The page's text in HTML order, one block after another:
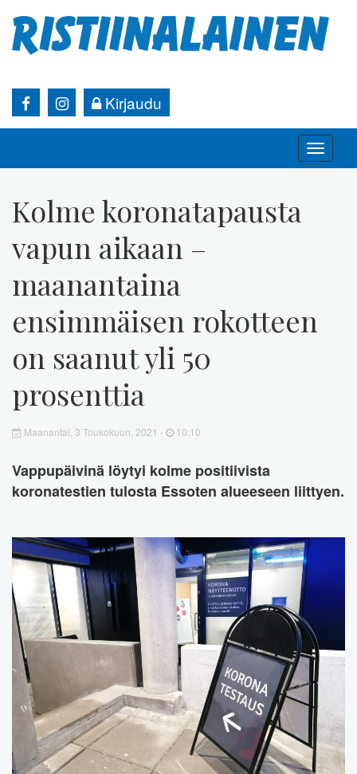
Kirjaudu
Toggle
Kolme koronatapausta
vapun aikaan –
maanantaina
ensimmäisen rokotteen
on saanut yli 50
prosenttia
Maanantai, 3 Toukokuun, 2021 - 10:10
Vappupäivinä löytyi kolme positiivista
koronatestien tulosta Essoten alueeseen liittyen.